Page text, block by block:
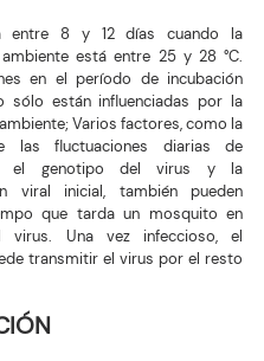
entre 8 y 12 días cuando la
está entre 25 y 28 °C.
en el período de incubación
sólo están influenciadas por la
Varios factores, como la
las fluctuaciones diarias de
el genotipo del virus y la
viral inicial, también pueden
que tarda un mosquito en
virus. Una vez infeccioso, el
transmitir el virus por el resto